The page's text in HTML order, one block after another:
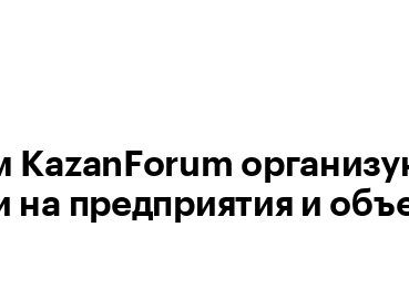
KazanForum
на предприятия и